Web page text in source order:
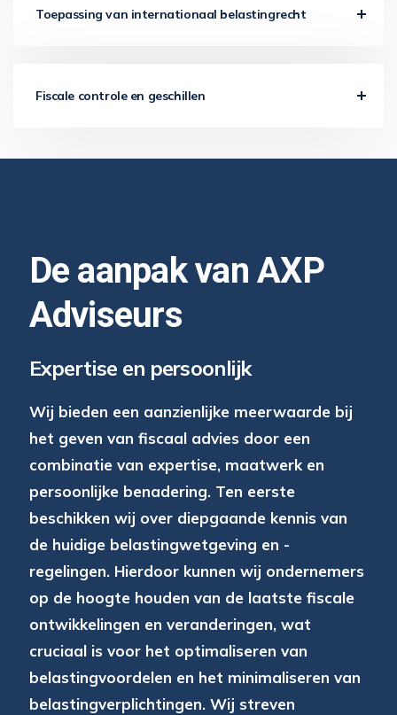
Toepassing van internationaal belastingrecht
Fiscale controle en geschillen
De aanpak van AXP
Adviseurs
Expertise en persoonlijk
Wij bieden een aanzienlijke meerwaarde bij
het geven van fiscaal advies door een
combinatie van expertise, maatwerk en
persoonlijke benadering. Ten eerste
beschikken wij over diepgaande kennis van
de huidige belastingwetgeving en -
regelingen. Hierdoor kunnen wij ondernemers
op de hoogte houden van de laatste fiscale
ontwikkelingen en veranderingen, wat
cruciaal is voor het optimaliseren van
belastingvoordelen en het minimaliseren van
belastingverplichtingen. Wij streven